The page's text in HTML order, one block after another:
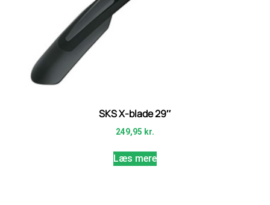
SKS X-blade 29″
249,95 kr.
Læs mere